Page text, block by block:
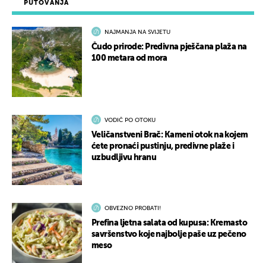
PUTOVANJA
NAJMANJA NA SVIJETU
Čudo prirode: Predivna pješčana plaža na
100 metara od mora
VODIČ PO OTOKU
Veličanstveni Brač: Kameni otok na kojem
ćete pronaći pustinju, predivne plaže i
uzbudljivu hranu
OBVEZNO PROBATI!
Prefina ljetna salata od kupusa: Kremasto
savršenstvo koje najbolje paše uz pečeno
meso